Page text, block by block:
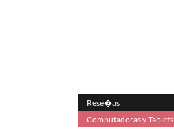
Rese�as
Computadoras y Tablets